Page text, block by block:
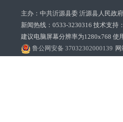
主办：中共沂源县委 沂源县人民政
新闻热线：0533-3230316 技术支持
建议电脑屏幕分辨率为1280x768 使
鲁公网安备 37032302000139